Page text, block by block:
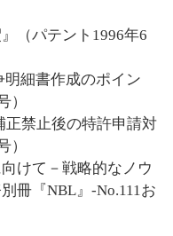
（パテント1996年6
明細書作成のポイン
）
正禁止後の特許申請対
）
けて－戦略的なノウ
冊『NBL』-No.111お